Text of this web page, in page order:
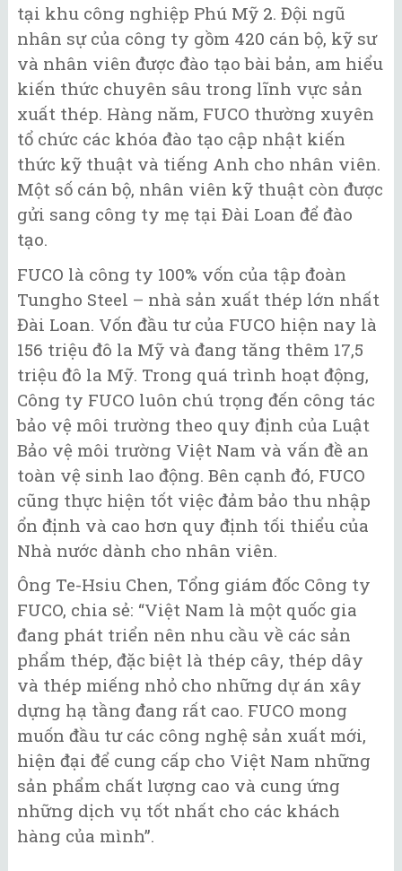
tại khu công nghiệp Phú Mỹ 2. Đội ngũ
nhân sự của công ty gồm 420 cán bộ, kỹ sư
và nhân viên được đào tạo bài bản, am hiểu
kiến thức chuyên sâu trong lĩnh vực sản
xuất thép. Hàng năm, FUCO thường xuyên
tổ chức các khóa đào tạo cập nhật kiến
thức kỹ thuật và tiếng Anh cho nhân viên.
Một số cán bộ, nhân viên kỹ thuật còn được
gửi sang công ty mẹ tại Đài Loan để đào
tạo.
FUCO là công ty 100% vốn của tập đoàn
Tungho Steel – nhà sản xuất thép lớn nhất
Đài Loan. Vốn đầu tư của FUCO hiện nay là
156 triệu đô la Mỹ và đang tăng thêm 17,5
triệu đô la Mỹ. Trong quá trình hoạt động,
Công ty FUCO luôn chú trọng đến công tác
bảo vệ môi trường theo quy định của Luật
Bảo vệ môi trường Việt Nam và vấn đề an
toàn vệ sinh lao động. Bên cạnh đó, FUCO
cũng thực hiện tốt việc đảm bảo thu nhập
ổn định và cao hơn quy định tối thiểu của
Nhà nước dành cho nhân viên.
Ông Te-Hsiu Chen, Tổng giám đốc Công ty
FUCO, chia sẻ: “Việt Nam là một quốc gia
đang phát triển nên nhu cầu về các sản
phẩm thép, đặc biệt là thép cây, thép dây
và thép miếng nhỏ cho những dự án xây
dựng hạ tầng đang rất cao. FUCO mong
muốn đầu tư các công nghệ sản xuất mới,
hiện đại để cung cấp cho Việt Nam những
sản phẩm chất lượng cao và cung ứng
những dịch vụ tốt nhất cho các khách
hàng của mình”.